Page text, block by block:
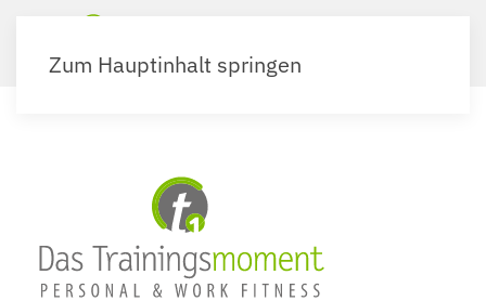
Zum Hauptinhalt springen